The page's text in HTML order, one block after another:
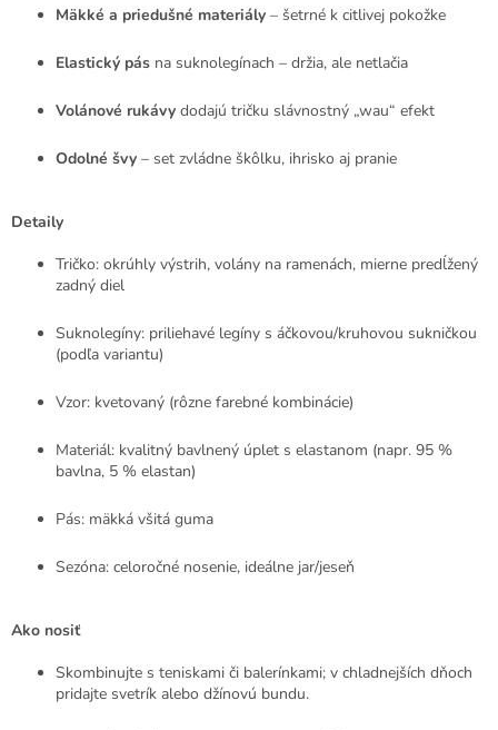
Mäkké a priedušné materiály – šetrné k citlivej pokožke
Elastický pás na suknolegínach – držia, ale netlačia
Volánové rukávy dodajú tričku slávnostný „wau“ efekt
Odolné švy – set zvládne škôlku, ihrisko aj pranie
Detaily
Tričko: okrúhly výstrih, volány na ramenách, mierne predĺžený
zadný diel
Suknolegíny: priliehavé legíny s áčkovou/kruhovou sukničkou
(podľa variantu)
Vzor: kvetovaný (rôzne farebné kombinácie)
Materiál: kvalitný bavlnený úplet s elastanom (napr. 95 %
bavlna, 5 % elastan)
Pás: mäkká všitá guma
Sezóna: celoročné nosenie, ideálne jar/jeseň
Ako nosiť
Skombinujte s teniskami či balerínkami; v chladnejších dňoch
pridajte svetrík alebo džínovú bundu.